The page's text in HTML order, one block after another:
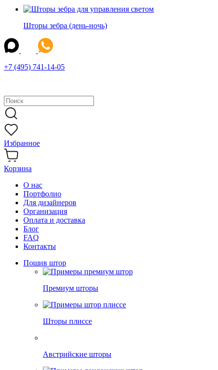
Шторы зебра (день-ночь)
+7 (495) 741-14-05
Избранное
Корзина
О нас
Портфолио
Для дизайнеров
Организация
Оплата и доставка
Блог
FAQ
Контакты
Пошив штор
Премиум шторы
Шторы плиссе
Австрийские шторы